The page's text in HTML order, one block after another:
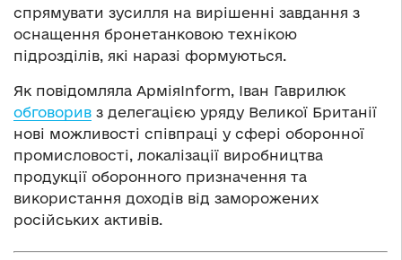
спрямувати зусилля на вирішенні завдання з
оснащення бронетанковою технікою
підрозділів, які наразі формуються.
Як повідомляла АрміяInform, Іван Гаврилюк
обговорив з делегацією уряду Великої Британії
нові можливості співпраці у сфері оборонної
промисловості, локалізації виробництва
продукції оборонного призначення та
використання доходів від заморожених
російських активів.